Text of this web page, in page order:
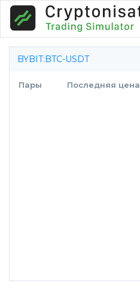
BYBIT:BTC-USDT
Пары Последняя цена